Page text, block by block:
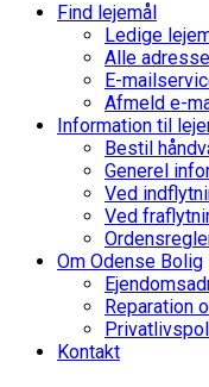
Find lejemål
Ledige
Alle
E-
Afmeld e-
Information til
Bestil
Generel
Ved
Ved
Om Odense Bolig
Reparation
Kontakt